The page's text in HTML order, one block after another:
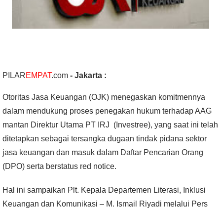
PILAREMPAT.com - Jakarta :
Otoritas Jasa Keuangan (OJK) menegaskan komitmennya
dalam mendukung proses penegakan hukum terhadap AAG
mantan Direktur Utama PT IRJ (Investree), yang saat ini telah
ditetapkan sebagai tersangka dugaan tindak pidana sektor
jasa keuangan dan masuk dalam Daftar Pencarian Orang
(DPO) serta berstatus red notice.
Hal ini sampaikan Plt. Kepala Departemen Literasi, Inklusi
Keuangan dan Komunikasi – M. Ismail Riyadi melalui Pers